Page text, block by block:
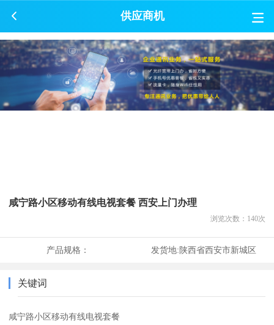
供应商机
咸宁路小区移动有线电视套餐 西安上门办理
浏览次数： 140次
产品规格： 发货地:陕西省西安市新城区
关键词
咸宁路小区移动有线电视套餐